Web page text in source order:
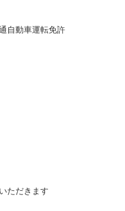
自動車運転免許
ただきます